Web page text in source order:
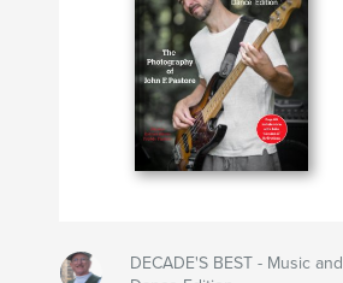
DECADE'S BEST - Music and